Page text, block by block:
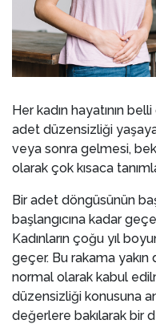
Her kadın hayatının
adet düzensizliği
veya sonra gelmesi,
olarak çok kısaca
Bir adet döngüsünün
başlangıcına kadar
Kadınların çoğu yıl
geçer. Bu rakama
normal olarak kabul
düzensizliği konusuna
değerlere bakılarak bir